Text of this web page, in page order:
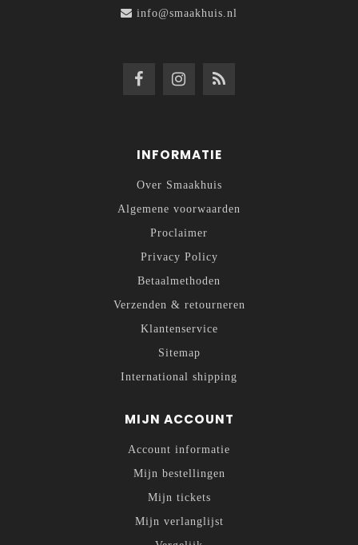
info@smaakhuis.nl
INFORMATIE
Over Smaakhuis
Algemene voorwaarden
Proclaimer
Privacy Policy
Betaalmethoden
Verzenden & retourneren
Klantenservice
Sitemap
International shipping
MIJN ACCOUNT
Account informatie
Mijn bestellingen
Mijn tickets
Mijn verlanglijst